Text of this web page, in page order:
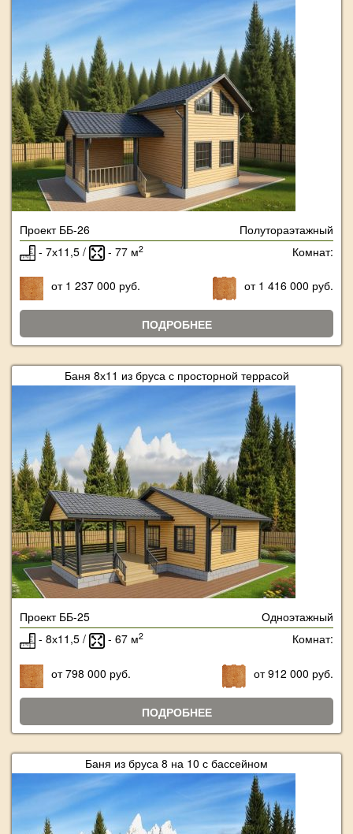
Проект ББ-26
Полутораэтажный
- 7х11,5 /
- 77 м2 Комнат:
от 1 237 000 руб. от 1 416 000 руб.
ПОДРОБНЕЕ
Баня 8х11 из бруса с просторной террасой
Проект ББ-25
Одноэтажный
- 8х11,5 /
- 67 м2 Комнат:
от 798 000 руб. от 912 000 руб.
ПОДРОБНЕЕ
Баня из бруса 8 на 10 с бассейном